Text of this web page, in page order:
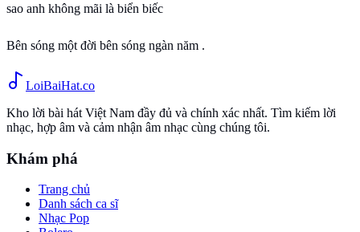
sao anh không mãi là biển biếc
Bên sóng một đời bên sóng ngàn năm .
LoiBaiHat.co
Kho lời bài hát Việt Nam đầy đủ và chính xác nhất. Tìm kiếm lời
nhạc, hợp âm và cảm nhận âm nhạc cùng chúng tôi.
Khám phá
Trang chủ
Danh sách ca sĩ
Nhạc Pop